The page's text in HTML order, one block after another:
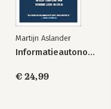
Martijn Aslander
Informatieautonomie
€ 24,99